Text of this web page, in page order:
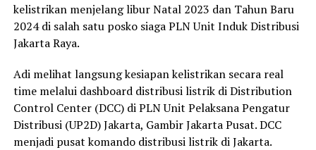
kelistrikan menjelang libur Natal 2023 dan Tahun Baru
2024 di salah satu posko siaga PLN Unit Induk Distribusi
Jakarta Raya.
Adi melihat langsung kesiapan kelistrikan secara real
time melalui dashboard distribusi listrik di Distribution
Control Center (DCC) di PLN Unit Pelaksana Pengatur
Distribusi (UP2D) Jakarta, Gambir Jakarta Pusat. DCC
menjadi pusat komando distribusi listrik di Jakarta.